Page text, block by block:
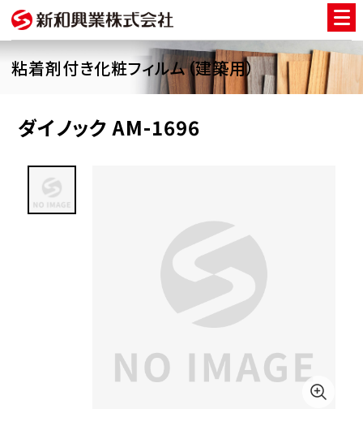
粘着剤付き化粧フィルム（建築用）
ダイノック AM-1696